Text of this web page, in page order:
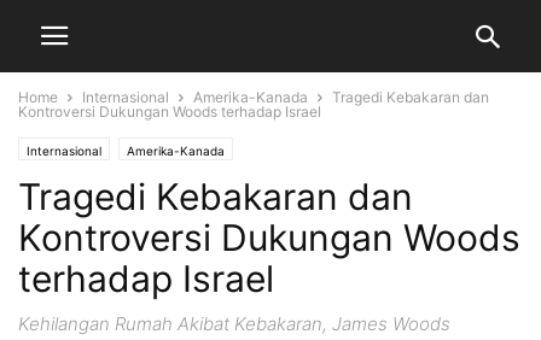
Home Internasional Amerika-Kanada
Tragedi Kebakaran dan
Kontroversi Dukungan Woods terhadap Israel
Internasional Amerika-Kanada
Tragedi Kebakaran dan
Kontroversi Dukungan Woods
terhadap Israel
Kehilangan Rumah Akibat Kebakaran, James Woods